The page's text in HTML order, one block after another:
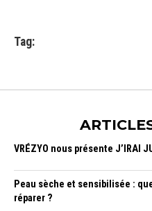
Tag:
VRÉZYO nous présente J’IRAI
Peau sèche et sensibilisée :
réparer ?